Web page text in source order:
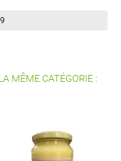
MÊME CATÉGORIE :